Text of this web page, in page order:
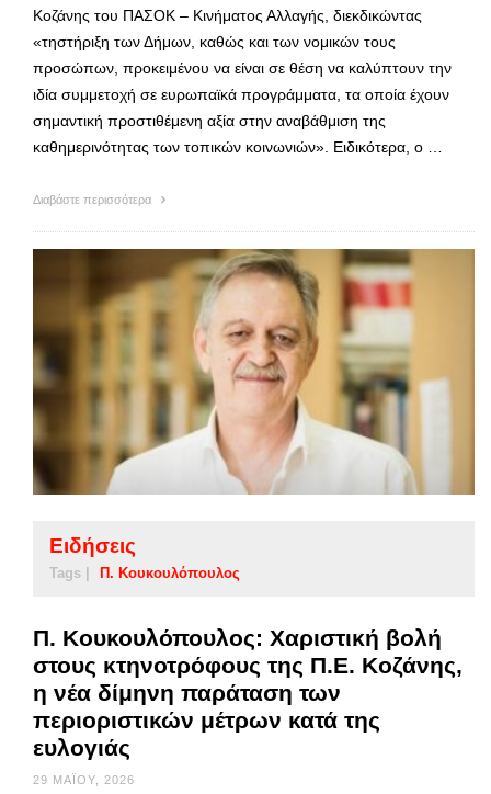
Κοζάνης του ΠΑΣΟΚ – Κινήματος Αλλαγής, διεκδικώντας
«τηστήριξη των Δήμων, καθώς και των νομικών τους
προσώπων, προκειμένου να είναι σε θέση να καλύπτουν την
ιδία συμμετοχή σε ευρωπαϊκά προγράμματα, τα οποία έχουν
σημαντική προστιθέμενη αξία στην αναβάθμιση της
καθημερινότητας των τοπικών κοινωνιών». Ειδικότερα, ο …
Διαβάστε περισσότερα
Ειδήσεις
Tags | Π. Κουκουλόπουλος
Π. Κουκουλόπουλος: Χαριστική βολή
στους κτηνοτρόφους της Π.Ε. Κοζάνης,
η νέα δίμηνη παράταση των
περιοριστικών μέτρων κατά της
ευλογιάς
29 ΜΑΪ́ΟΥ, 2026